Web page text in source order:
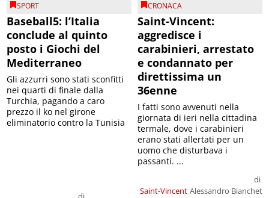
SPORT
Baseball5: l’Italia
conclude al quinto
posto i Giochi del
Mediterraneo
Gli azzurri sono stati sconfitti
nei quarti di finale dalla
Turchia, pagando a caro
prezzo il ko nel girone
eliminatorio contro la Tunisia
CRONACA
Saint-Vincent:
aggredisce i
carabinieri, arrestato
e condannato per
direttissima un
36enne
Saint-Vincent
di
Alessandro Bianchet
I fatti sono avvenuti nella
giornata di ieri nella cittadina
termale, dove i carabinieri
erano stati allertati per un
uomo che disturbava i
passanti. ...